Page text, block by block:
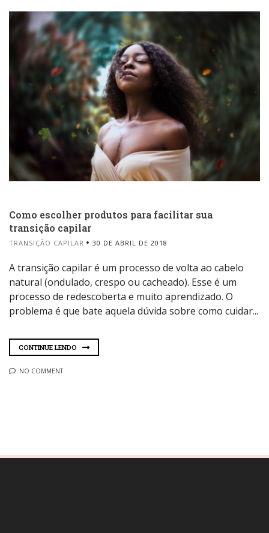
Como escolher produtos para facilitar sua
transição capilar
TRANSIÇÃO CAPILAR 30 DE ABRIL DE 2018
A transição capilar é um processo de volta ao cabelo
natural (ondulado, crespo ou cacheado). Esse é um
processo de redescoberta e muito aprendizado. O
problema é que bate aquela dúvida sobre como cuidar...
CONTINUE LENDO
NO COMMENT